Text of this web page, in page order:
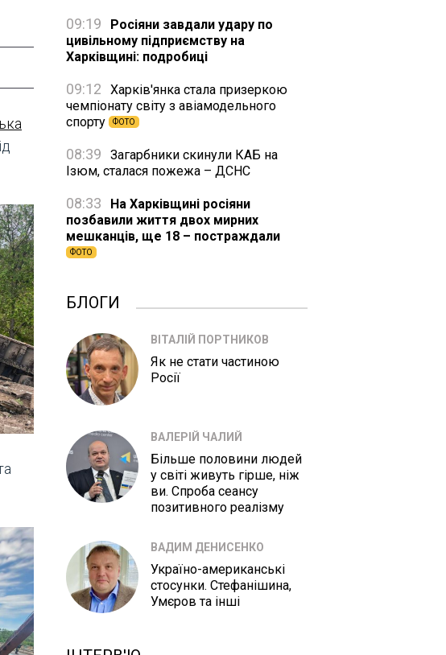
09:19
Росіяни завдали удару по
цивільному підприємству на
Харківщині: подробиці
09:12
Харків'янка стала призеркою
чемпіонату світу з авіамодельного
спорту
ФОТО
08:39
Загарбники скинули КАБ на
Ізюм, сталася пожежа – ДСНС
08:33
На Харківщині росіяни
позбавили життя двох мирних
мешканців, ще 18 – постраждали
ФОТО
БЛОГИ
ВІТАЛІЙ ПОРТНИКОВ
Як не стати частиною
Росії
ВАЛЕРІЙ ЧАЛИЙ
Більше половини людей
у світі живуть гірше, ніж
ви. Спроба сеансу
позитивного реалізму
ВАДИМ ДЕНИСЕНКО
Україно-американські
стосунки. Стефанішина,
Умєров та інші